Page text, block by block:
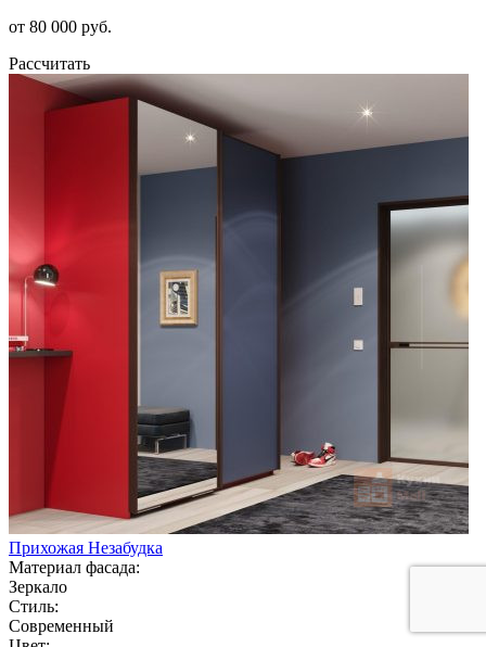
от 80 000 руб.
Рассчитать
Прихожая Незабудка
Материал фасада:
Зеркало
Стиль:
Современный